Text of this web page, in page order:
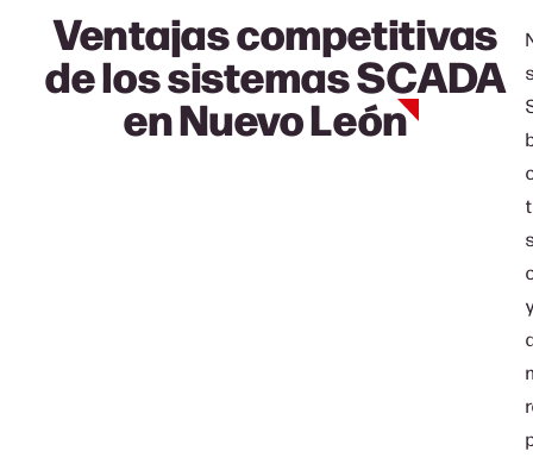
Ventajas competitivas
de los sistemas SCADA
enNuevo León